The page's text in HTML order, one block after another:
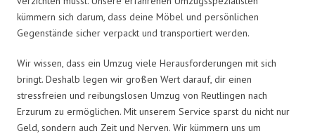
kümmern sich darum, dass deine Möbel und persönlichen
Gegenstände sicher verpackt und transportiert werden.
Wir wissen, dass ein Umzug viele Herausforderungen mit sich
bringt. Deshalb legen wir großen Wert darauf, dir einen
stressfreien und reibungslosen Umzug von Reutlingen nach
Erzurum zu ermöglichen. Mit unserem Service sparst du nicht nur
Geld, sondern auch Zeit und Nerven. Wir kümmern uns um